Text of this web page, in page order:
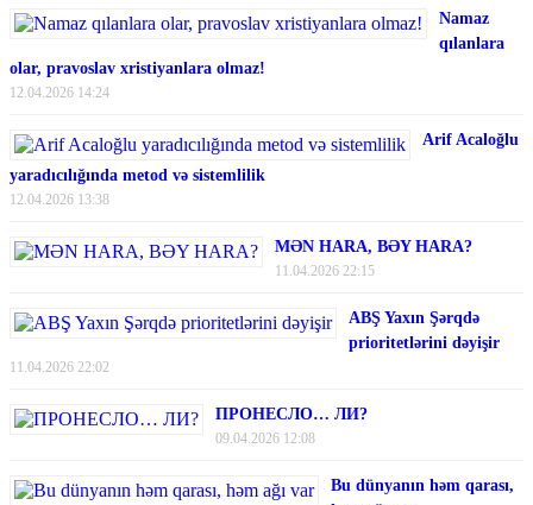
Namaz
qılanlara
olar, pravoslav xristiyanlara olmaz!
12.04.2026 14:24
Arif Acaloğlu
yaradıcılığında metod və sistemlilik
12.04.2026 13:38
MƏN HARA, BƏY HARA?
11.04.2026 22:15
ABŞ Yaxın Şərqdə
prioritetlərini dəyişir
11.04.2026 22:02
ПРОНЕСЛО… ЛИ?
09.04.2026 12:08
Bu dünyanın həm qarası,